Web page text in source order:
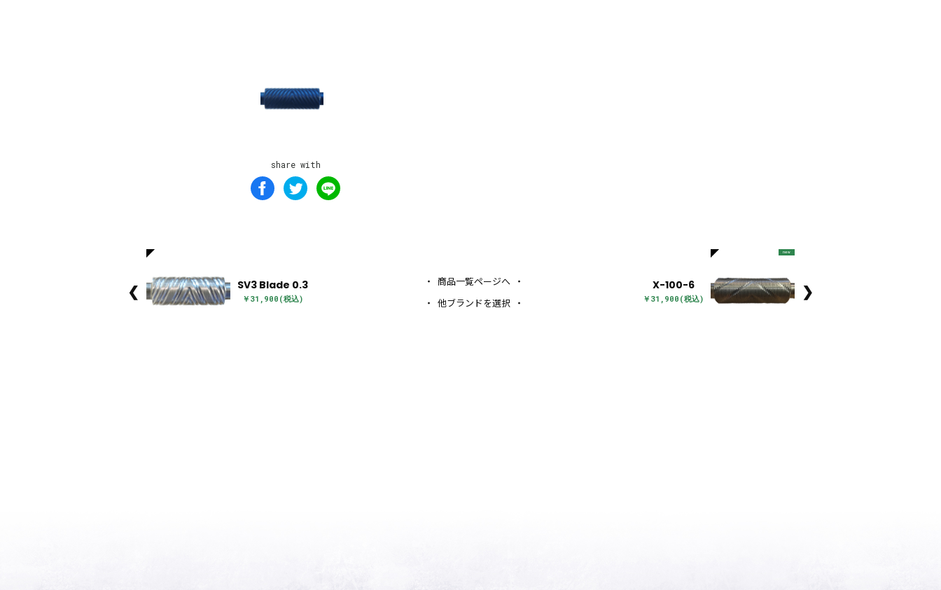
share with
X-100-6
￥31,900(税込)
new
❯
❮ SV3 Blade 0.3
￥31,900(税込)
商品一覧ページへ
他ブランドを選択